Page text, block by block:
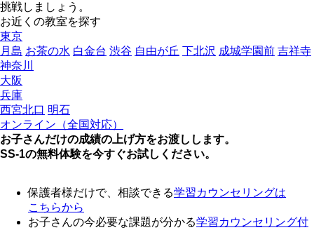
挑戦しましょう。
お近くの教室を探す
東京
月島 お茶の水 白金台 渋谷 自由が丘 下北沢 成城学園前 吉祥寺
神奈川
大阪
兵庫
西宮北口 明石
オンライン（全国対応）
お子さんだけの成績の上げ方をお渡しします。
SS-1の無料体験を今すぐお試しください。
保護者様だけで、相談できる学習カウンセリングは
こちらから
お子さんの今必要な課題が分かる学習カウンセリング付